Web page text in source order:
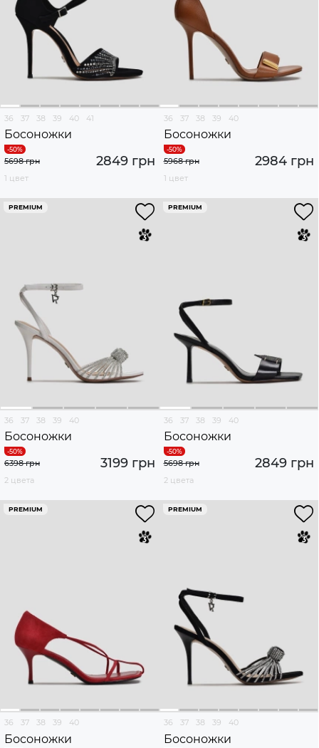
36 37 38 39 40 41
Босоножки
2849 грн
5698 грн
1 цвет
36 37 38 39 40
Босоножки
2984 грн
5968 грн
1 цвет
PREMIUM
36 37 38 39 40
Босоножки
3199 грн
6398 грн
2 цвета
PREMIUM
36 37 38 39 40
Босоножки
2849 грн
5698 грн
2 цвета
PREMIUM
36 37 38 39 40
Босоножки
PREMIUM
36 37 38 39 40
Босоножки